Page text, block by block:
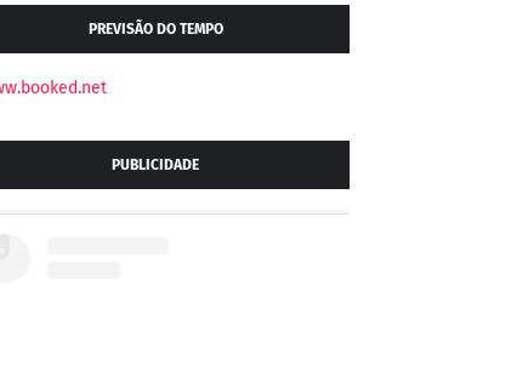
PREVISÃO DO TEMPO
PUBLICIDADE